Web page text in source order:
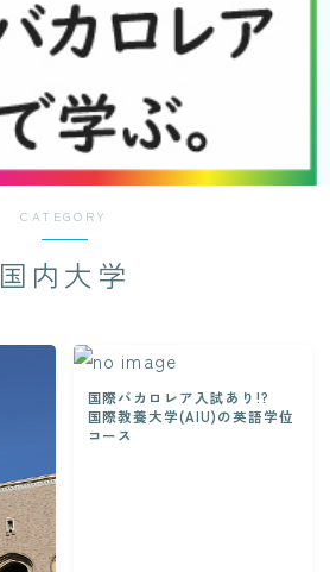
CATEGORY
国内大学
国際バカロレア入試あり!?
国際教養大学(AIU)の英語学位
コース